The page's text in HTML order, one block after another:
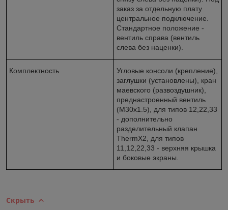
заказ за отдельную плату
центральное подключение.
Стандартное положение -
вентиль справа (вентиль
слева без наценки).
Комплектность
Угловые консоли (крепление),
заглушки (установлены), кран
маевского (развоздушник),
преднастроенный вентиль
(M30x1.5), для типов 12,22,33
- дополнительно
разделительный клапан
ThermX2, для типов
11,12,22,33 - верхняя крышка
и боковые экраны.
Скрыть